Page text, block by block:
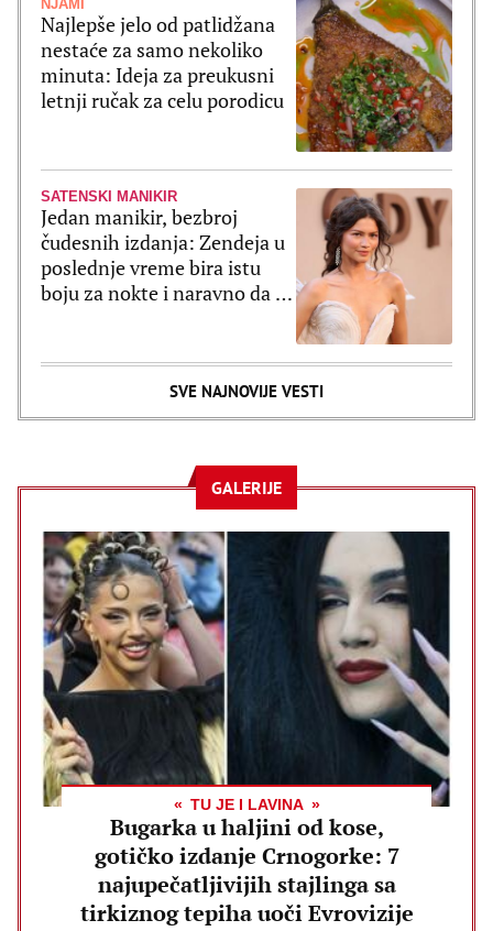
NJAMI
Najlepše jelo od patlidžana
nestaće za samo nekoliko
minuta: Ideja za preukusni
letnji ručak za celu porodicu
SATENSKI MANIKIR
Jedan manikir, bezbroj
čudesnih izdanja: Zendeja u
poslednje vreme bira istu
boju za nokte i naravno da je
SVE NAJNOVIJE VESTI
GALERIJE
TU JE I LAVINA
Bugarka u haljini od kose,
gotičko izdanje Crnogorke: 7
najupečatljivijih stajlinga sa
tirkiznog tepiha uoči Evrovizije